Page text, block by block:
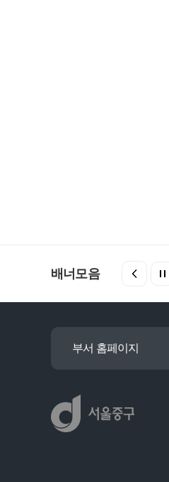
배너모음
부서 홈페이지